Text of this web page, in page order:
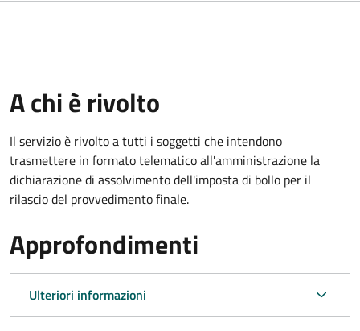
A chi è rivolto
Il servizio è rivolto a tutti i soggetti che intendono
trasmettere in formato telematico all'amministrazione la
dichiarazione di assolvimento dell'imposta di bollo per il
rilascio del provvedimento finale.
Approfondimenti
Ulteriori informazioni